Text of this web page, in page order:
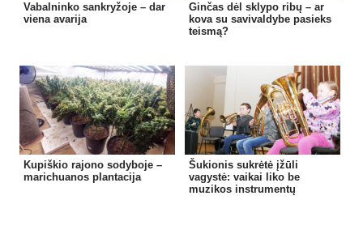
Vabalninko sankryžoje – dar
viena avarija
Ginčas dėl sklypo ribų – ar
kova su savivaldybe pasieks
teismą?
Kupiškio rajono sodyboje –
marichuanos plantacija
Šukionis sukrėtė įžūli
vagystė: vaikai liko be
muzikos instrumentų